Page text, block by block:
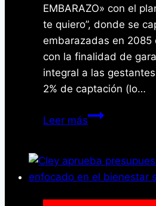
EMBARAZO» con el
te quiero”, donde se
embarazadas en 2085
con la finalidad de
integral a las
2% de captación (lo…
Leer másMás
gestantes
fueron